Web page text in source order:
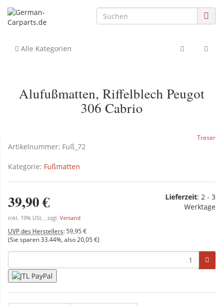
Alle Kategorien
Alufußmatten, Riffelblech Peugot
306 Cabrio
Treser
Artikelnummer: Fuß_72
Kategorie: Fußmatten
39,90 €
inkl. 19% USt. , zzgl. Versand
UVP des Herstellers: 59,95 €
(Sie sparen33.44% , also 20,05 €)
Lieferzeit: 2 - 3
Werktage